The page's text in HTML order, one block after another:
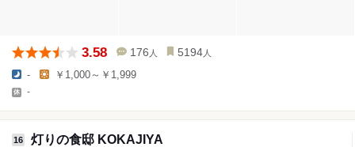
3.58 176 人 5194 人
- ￥1,000～￥1,999
-
16 灯りの食邸 KOKAJIYA